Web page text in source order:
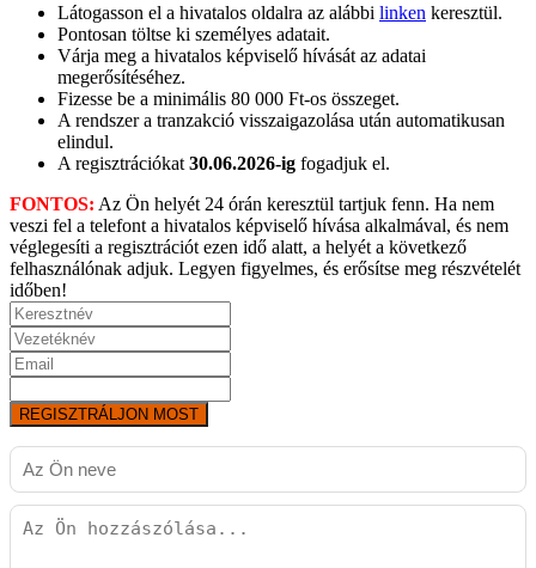
Látogasson el a hivatalos oldalra az alábbi linken keresztül.
Pontosan töltse ki személyes adatait.
Várja meg a hivatalos képviselő hívását az adatai
megerősítéséhez.
Fizesse be a minimális 80 000 Ft-os összeget.
A rendszer a tranzakció visszaigazolása után automatikusan
elindul.
A regisztrációkat 30.06.2026-ig fogadjuk el.
FONTOS: Az Ön helyét 24 órán keresztül tartjuk fenn. Ha nem
veszi fel a telefont a hivatalos képviselő hívása alkalmával, és nem
véglegesíti a regisztrációt ezen idő alatt, a helyét a következő
felhasználónak adjuk. Legyen figyelmes, és erősítse meg részvételét
időben!
REGISZTRÁLJON MOST